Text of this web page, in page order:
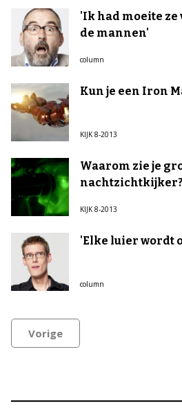
'Ik had moeite ze
de mannen'
column
Kun je een Iron
KIJK 8-2013
Waarom zie je
nachtzichtkijker?
KIJK 8-2013
'Elke luier wordt
column
Vorige